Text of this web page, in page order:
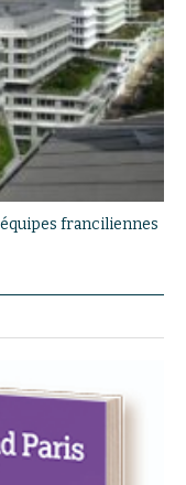
franciliennes